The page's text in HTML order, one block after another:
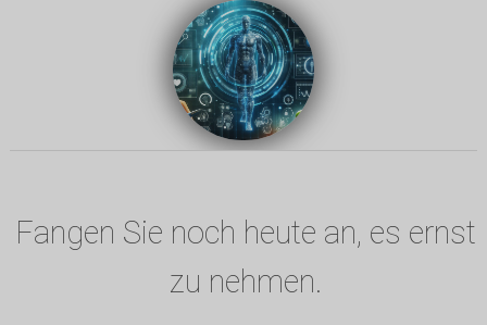
Fangen Sie noch heute an, es ernst
zu nehmen.